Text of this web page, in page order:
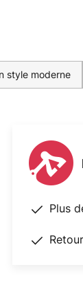
style moderne
Plus